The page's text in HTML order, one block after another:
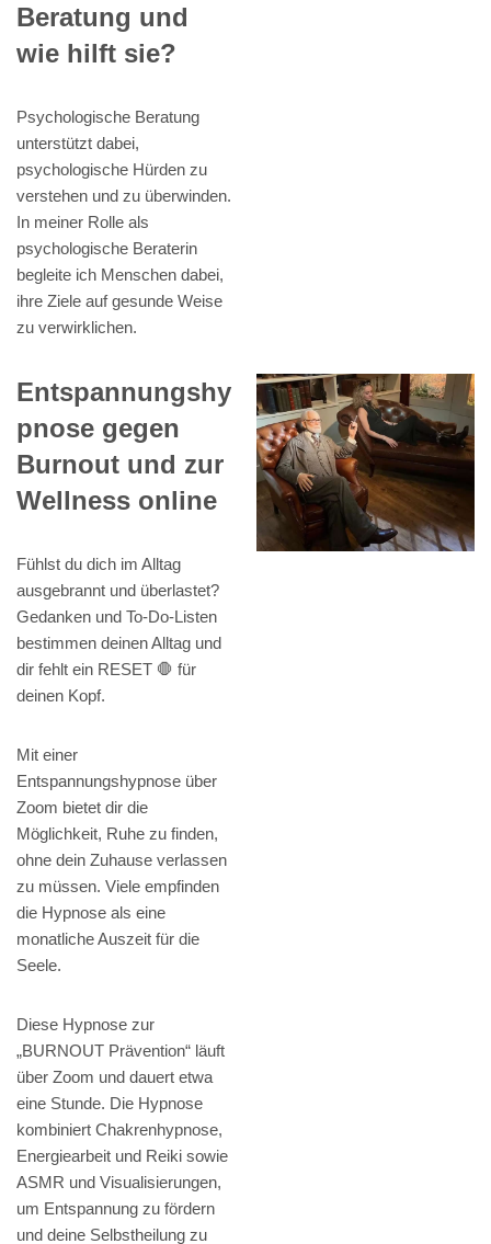
Beratung und
wie hilft sie?
Psychologische Beratung
unterstützt dabei,
psychologische Hürden zu
verstehen und zu überwinden.
In meiner Rolle als
psychologische Beraterin
begleite ich Menschen dabei,
ihre Ziele auf gesunde Weise
zu verwirklichen.
Entspannungshy
pnose gegen
Burnout und zur
Wellness online
Fühlst du dich im Alltag
ausgebrannt und überlastet?
Gedanken und To-Do-Listen
bestimmen deinen Alltag und
dir fehlt ein RESET 🛑 für
deinen Kopf.
Mit einer
Entspannungshypnose über
Zoom bietet dir die
Möglichkeit, Ruhe zu finden,
ohne dein Zuhause verlassen
zu müssen. Viele empfinden
die Hypnose als eine
monatliche Auszeit für die
Seele.
Diese Hypnose zur
„BURNOUT Prävention“ läuft
über Zoom und dauert etwa
eine Stunde. Die Hypnose
kombiniert Chakrenhypnose,
Energiearbeit und Reiki sowie
ASMR und Visualisierungen,
um Entspannung zu fördern
und deine Selbstheilung zu